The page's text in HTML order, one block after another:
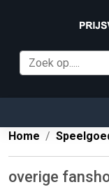
Home
overige